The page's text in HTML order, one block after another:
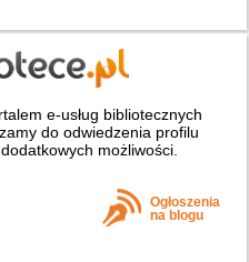
e-usług bibliotecznych
do odwiedzenia profilu
możliwości.
Ogłoszenia
na blogu